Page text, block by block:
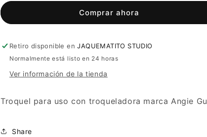
corazónComprar ahora
Retiro disponible enJAQUEMATITO STUDIO
Normalmente está listo en 24 horas
Ver información de la tienda
Troquel para uso con troqueladora marca Angie
Share